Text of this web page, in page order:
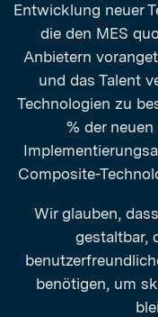
Entwicklung neuer
die den MES
Anbietern
und das Talent
Technologien zu
% der
Composite-
Wir glauben,
gestaltbar,
benötigen, um